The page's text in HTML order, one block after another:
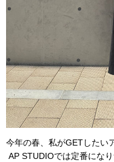
今年の春、私がGETしたい
AP STUDIOでは定番になり